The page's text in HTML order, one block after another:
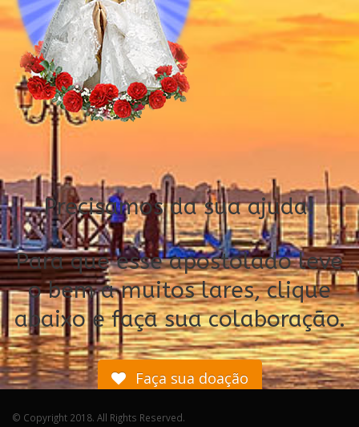
Precisamos da sua ajuda!
Para que esse apostolado leve
o bem a muitos lares, clique
abaixo e faça sua colaboração.
Faça sua doação
© Copyright 2018. All Rights Reserved.